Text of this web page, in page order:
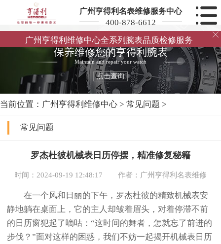
广州亨得利名表维修服务中心
400-878-6612
广州亨得利维修中心全系列腕表品质检修服务

保养维修您的亨得利腕表
Maintain and repair your watch
点击查询
当前位置： 广州亨得利维修中心 > 常见问题 >
常见问题
罗杰杜彼机械表日历停摆，精准修复秘籍
时间：2024-09-19 12:48:17 作者：广州亨得利名表维修
在一个风和日丽的下午，罗杰杜彼的精致机械表安
静地躺在桌面上，它的主人却皱着眉头，对着停滞不前
的日历窗犯起了嘀咕：“这时间的舞者，怎就忘了前进的
步伐？”面对这样的困惑，我们不妨一起揭开机械表日历